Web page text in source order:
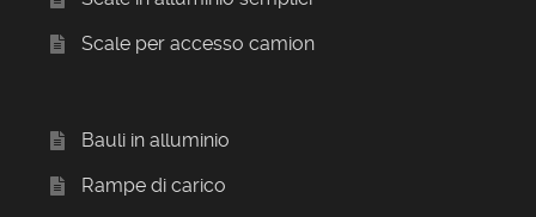
Scale per accesso camion
Bauli in alluminio
Rampe di carico